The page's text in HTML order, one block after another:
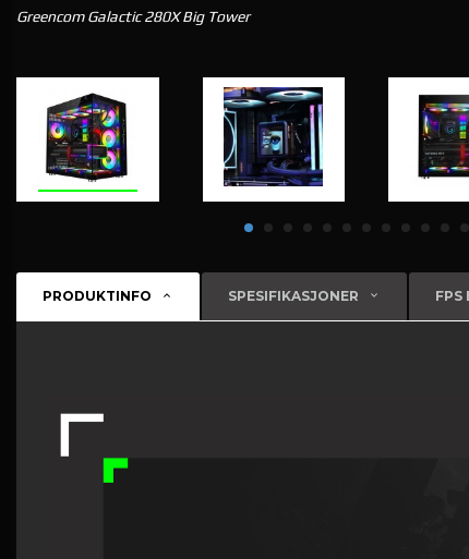
Greencom Galactic 280X Big Tower
PRODUKTINFO SPESIFIKASJONER FPS